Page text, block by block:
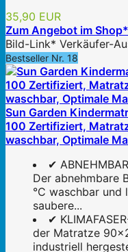
35,90 EUR
Zum Angebot im Shop*
Bild-Link* Verkäufer-
Bestseller Nr. 18
Sun Garden
100 Zertifiziert,
waschbar, Optimale
✔
Der abnehmbare
°C waschbar
saubere...
✔
der Matratze
industriell